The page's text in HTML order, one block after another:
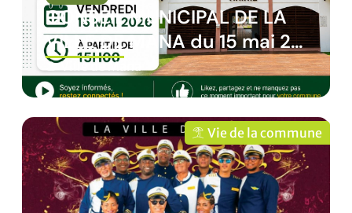
CONSEIL MUNICIPAL DE LA
VILLE DE MANA du 15 mai 2…
Ville de Mana
Vie de la commune